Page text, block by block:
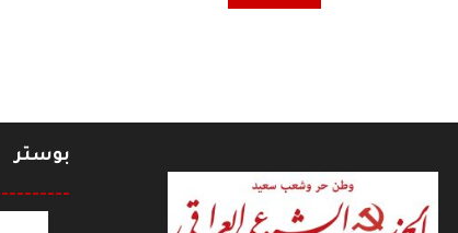
بوستر